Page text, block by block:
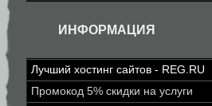
ИНФОРМАЦИЯ
Лучший хостинг сайтов - REG.RU
Промокод 5% скидки на услуги